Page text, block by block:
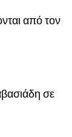
από τον
σε